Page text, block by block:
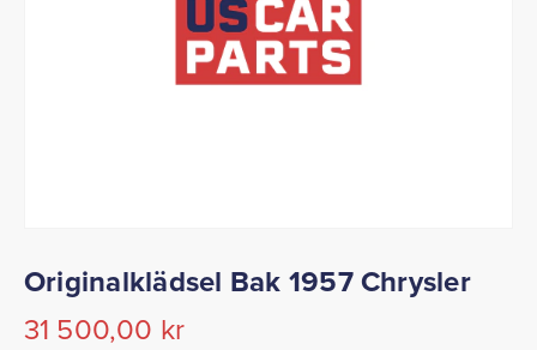
Originalklädsel Bak 1957 Chrysler
31 500,00 kr